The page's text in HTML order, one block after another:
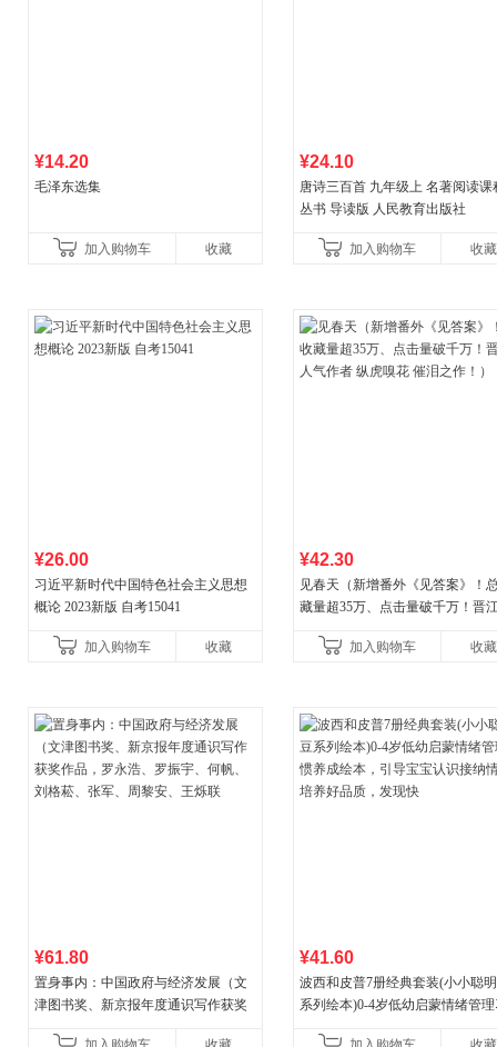
¥14.20
毛泽东选集
加入购物车 收藏
¥24.10
唐诗三百首 九年级上 名著阅读课
丛书 导读版 人民教育出版社
加入购物车 收藏
¥26.00
习近平新时代中国特色社会主义思想
概论 2023新版 自考15041
加入购物车 收藏
¥42.30
见春天（新增番外《见答案》！
藏量超35万、点击量破千万！晋
加入购物车
收藏
¥61.80
置身事内：中国政府与经济发展（文
津图书奖、新京报年度通识写作获奖
¥41.60
波西和皮普7册经典套装(小小聪
系列绘本)0-4岁低幼启蒙情绪管